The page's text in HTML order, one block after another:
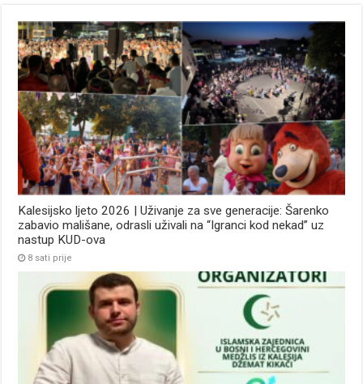
Kalesijsko ljeto 2026 | Uživanje za sve generacije: Šarenko
zabavio mališane, odrasli uživali na “Igranci kod nekad” uz
nastup KUD-ova
8 sati prije